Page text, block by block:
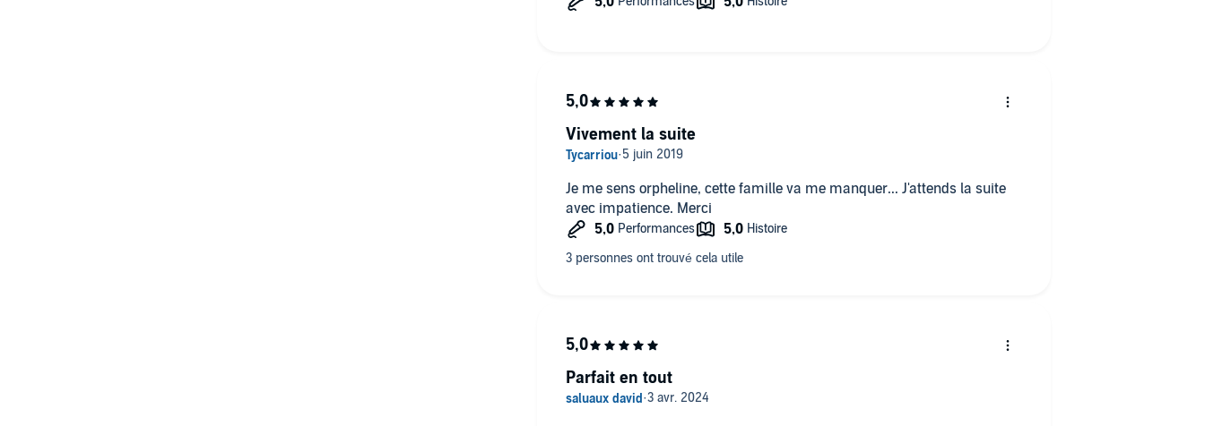
Je me sens orpheline, cette famille va me manquer... J'attends la suite
avec impatience. Merci
Vivement la suite
Parfait en tout